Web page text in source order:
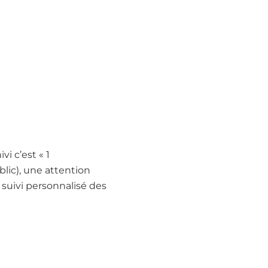
c’est « 1
une attention
personnalisé des